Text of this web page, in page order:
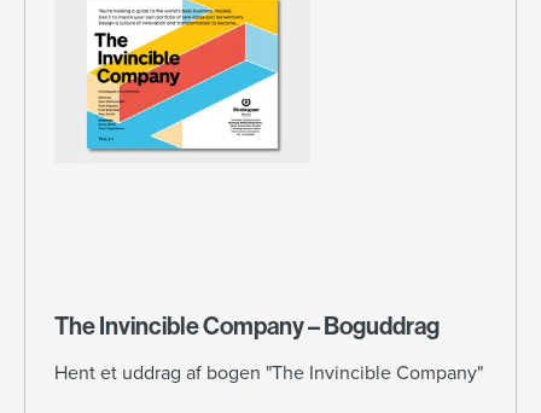
The Invincible Company – Boguddrag
Hent et uddrag af bogen "The Invincible Company"